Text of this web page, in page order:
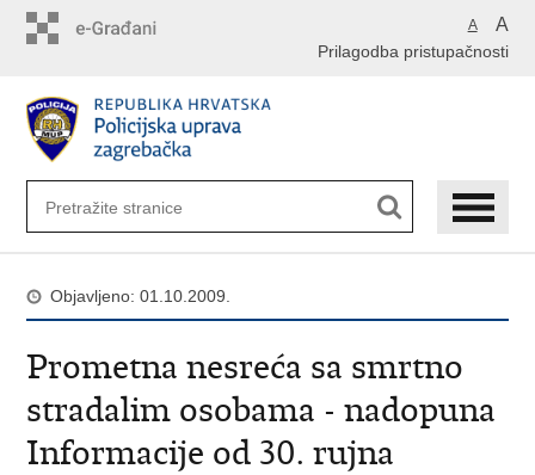
A A
Prilagodba pristupačnosti
Objavljeno: 01.10.2009.
Prometna nesreća sa smrtno
stradalim osobama - nadopuna
Informacije od 30. rujna